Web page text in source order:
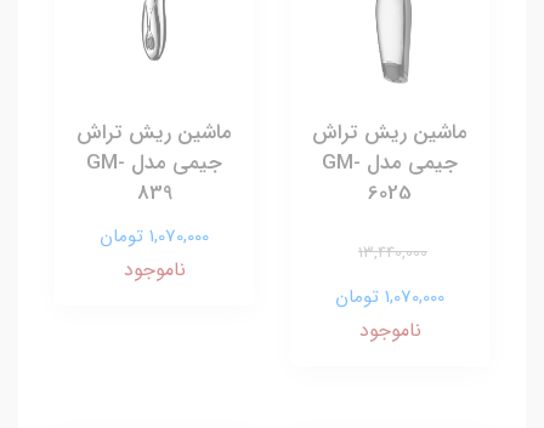
ماشین ریش تراش
جیمی مدل GM-
6025
13,440,000
1,070,000 تومان
ناموجود
ماشین ریش تراش
جیمی مدل GM-
839
1,070,000 تومان
ناموجود